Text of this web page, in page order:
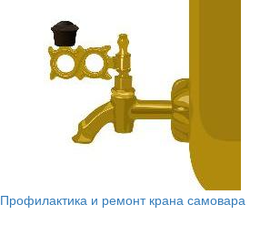
Профилактика и ремонт крана самовара